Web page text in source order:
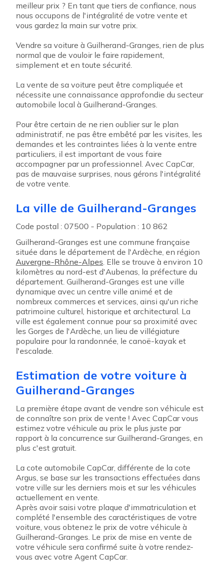
meilleur prix ? En tant que tiers de confiance, nous
nous occupons de l'intégralité de votre vente et
vous gardez la main sur votre prix.
Vendre sa voiture à Guilherand-Granges, rien de plus
normal que de vouloir le faire rapidement,
simplement et en toute sécurité.
La vente de sa voiture peut être compliquée et
nécessite une connaissance approfondie du secteur
automobile local à Guilherand-Granges.
Pour être certain de ne rien oublier sur le plan
administratif, ne pas être embêté par les visites, les
demandes et les contraintes liées à la vente entre
particuliers, il est important de vous faire
accompagner par un professionnel. Avec CapCar,
pas de mauvaise surprises, nous gérons l'intégralité
de votre vente.
La ville de Guilherand-Granges
Code postal : 07500 - Population : 10 862
Guilherand-Granges est une commune française
située dans le département de l'Ardèche, en région
Auvergne-Rhône-Alpes. Elle se trouve à environ 10
kilomètres au nord-est d'Aubenas, la préfecture du
département. Guilherand-Granges est une ville
dynamique avec un centre ville animé et de
nombreux commerces et services, ainsi qu'un riche
patrimoine culturel, historique et architectural. La
ville est également connue pour sa proximité avec
les Gorges de l'Ardèche, un lieu de villégiature
populaire pour la randonnée, le canoë-kayak et
l'escalade.
Estimation de votre voiture à
Guilherand-Granges
La première étape avant de vendre son véhicule est
de connaître son prix de vente ! Avec CapCar vous
estimez votre véhicule au prix le plus juste par
rapport à la concurrence sur Guilherand-Granges, en
plus c'est gratuit.
La cote automobile CapCar, différente de la cote
Argus, se base sur les transactions effectuées dans
votre ville sur les derniers mois et sur les véhicules
actuellement en vente.
Après avoir saisi votre plaque d'immatriculation et
complété l'ensemble des caractéristiques de votre
voiture, vous obtenez le prix de votre véhicule à
Guilherand-Granges. Le prix de mise en vente de
votre véhicule sera confirmé suite à votre rendez-
vous avec votre Agent CapCar.